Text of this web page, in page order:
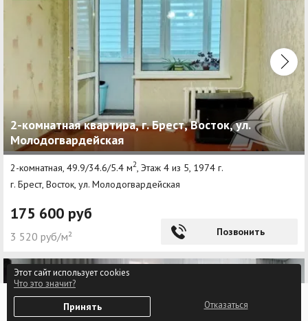
2-комнатная квартира, г. Брест, Восток, ул.
Молодогвардейская
2-комнатная, 49.9/34.6/5.4 м2, Этаж 4 из 5, 1974 г.
г. Брест, Восток, ул. Молодогвардейская
175 600 руб
3 520 руб/м² Позвонить
NEW
Избранное Войти
Этот сайт использует cookies
Что это значит?
Принять Отказаться